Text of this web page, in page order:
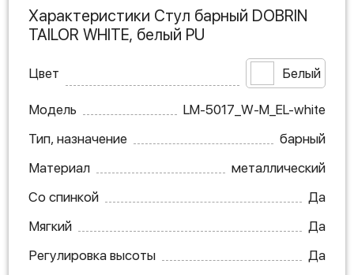
Характеристики Стул барный DOBRIN
TAILOR WHITE, белый PU
Цвет Белый
Модель
LM-5017_W-M_EL-white
Тип, назначение
барный
Материал
металлический
Со спинкой
Да
Мягкий
Да
Регулировка высоты
Да